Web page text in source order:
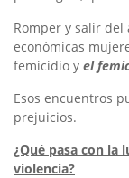
Romper y salir
económicas
femicidio y el
Esos encuentros
prejuicios.
¿Qué pasa con la
violencia?